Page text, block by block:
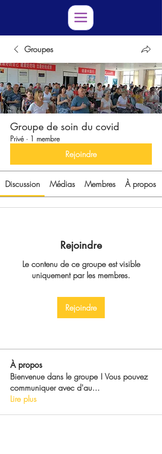
Groupes
Groupe de soin du covid
Privé · 1 membre
Rejoindre
Discussion Médias Membres À propos
Rejoindre
Le contenu de ce groupe est visible
uniquement par les membres.
Rejoindre
À propos
Bienvenue dans le groupe ! Vous pouvez
communiquer avec d'au...
Lire plus